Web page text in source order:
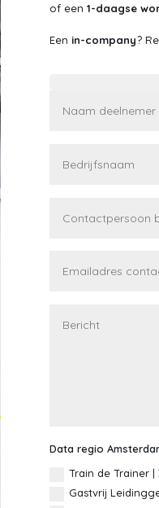
of een 1-daagse
Een in-company?
Data regio
Train de Trainer
Gastvrij